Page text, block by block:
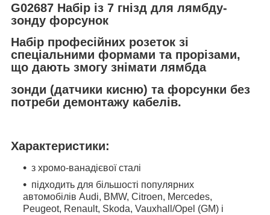
G02687 Набір із 7 гнізд для лямбду-
зонду форсунок
Набір професійних розеток зі
спеціальними формами та прорізами,
що дають змогу знімати лямбда
зонди (датчики кисню) та форсунки без
потреби демонтажу кабелів.
Характеристики:
з хромо-ванадієвої сталі
підходить для більшості популярних
автомобілів Audi, BMW, Citroen, Mercedes,
Peugeot, Renault, Skoda, Vauxhall/Opel (GM) і